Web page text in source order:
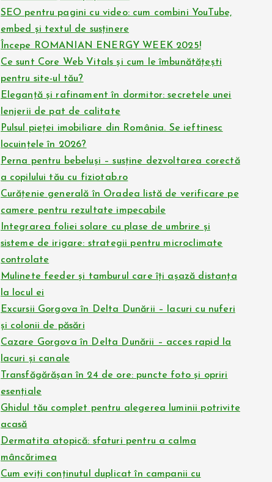
SEO pentru pagini cu video: cum combini YouTube,
embed și textul de susținere
Începe ROMANIAN ENERGY WEEK 2025!
Ce sunt Core Web Vitals și cum le îmbunătățești
pentru site-ul tău?
Eleganță și rafinament în dormitor: secretele unei
lenjerii de pat de calitate
Pulsul pieței imobiliare din România. Se ieftinesc
locuințele în 2026?
Perna pentru bebeluși – susține dezvoltarea corectă
a copilului tău cu fiziotab.ro
Curățenie generală în Oradea listă de verificare pe
camere pentru rezultate impecabile
Integrarea foliei solare cu plase de umbrire și
sisteme de irigare: strategii pentru microclimate
controlate
Mulinete feeder și tamburul care îți așază distanța
la locul ei
Excursii Gorgova în Delta Dunării – lacuri cu nuferi
și colonii de păsări
Cazare Gorgova în Delta Dunării – acces rapid la
lacuri și canale
Transfăgărășan în 24 de ore: puncte foto și opriri
esențiale
Ghidul tău complet pentru alegerea luminii potrivite
acasă
Dermatita atopică: sfaturi pentru a calma
mâncărimea
Cum eviți conținutul duplicat în campanii cu